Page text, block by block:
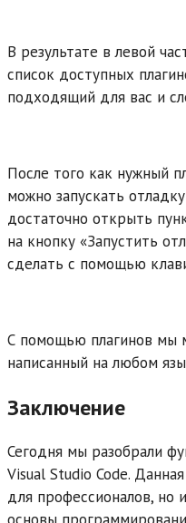
В результате в левой
список доступных
подходящий для вас и
После того как нужный
можно запускать
достаточно открыть
на кнопку «Запустить
сделать с помощью
С помощью плагинов мы
написанный на любом
Заключение
Сегодня мы разобрали
Visual Studio Code.
для профессионалов, но